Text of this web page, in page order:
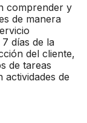
comprender y
de manera
días de la
del cliente,
de tareas
actividades de